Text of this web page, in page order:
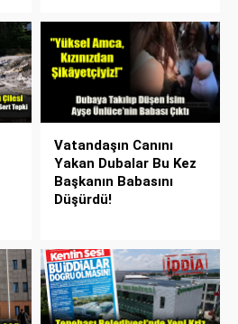
Vatandaşın Canını
Yakan Dubalar Bu Kez
Başkanın Babasını
Düşürdü!